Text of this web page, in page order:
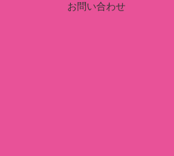
お問い合わせ